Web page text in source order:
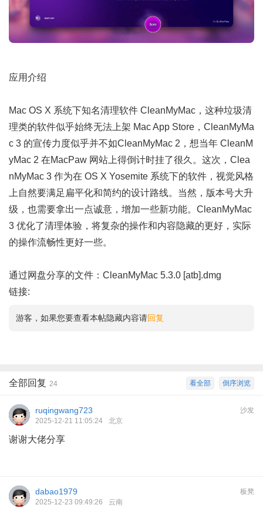
应用介绍
Mac OS X 系统下知名清理软件 CleanMyMac，这种垃圾清
理类的软件似乎始终无法上架 Mac App Store，CleanMyMa
c 3 的宣传力度似乎并不如CleanMyMac 2，想当年 CleanM
yMac 2 在MacPaw 网站上得倒计时挂了很久。这次，Clea
nMyMac 3 作为在 OS X Yosemite 系统下的软件，视觉风格
上自然要满足扁平化和简约的设计路线。当然，版本号大升
级，也需要拿出一点诚意，增加一些新功能。CleanMyMac
3 优化了清理体验，将复杂的操作和内容隐藏的更好，实际
的操作流畅性更好一些。
通过网盘分享的文件：CleanMyMac 5.3.0 [atb].dmg
链接:
游客，如果您要查看本帖隐藏内容请回复
倒序浏览
看全部
全部回复 24
沙发
ruqingwang723
2025-12-21 11:05:24 北京
谢谢大佬分享
板凳
dabao1979
2025-12-23 09:49:26 云南